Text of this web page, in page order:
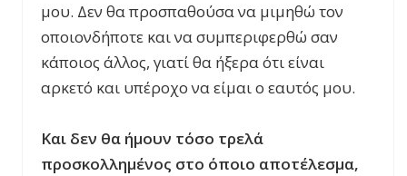
μου. Δεν θα προσπαθούσα να μιμηθώ τον
οποιονδήποτε και να συμπεριφερθώ σαν
κάποιος άλλος, γιατί θα ήξερα ότι είναι
αρκετό και υπέροχο να είμαι ο εαυτός μου.
Και δεν θα ήμουν τόσο τρελά
προσκολλημένος στο όποιο αποτέλεσμα,